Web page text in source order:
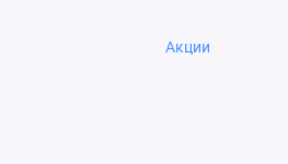
Акции